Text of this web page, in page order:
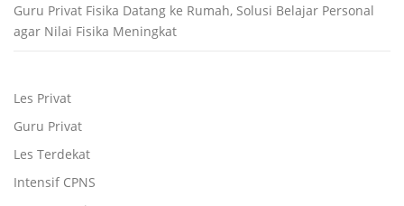
Guru Privat Fisika Datang ke Rumah, Solusi Belajar Personal
agar Nilai Fisika Meningkat
Les Privat
Guru Privat
Les Terdekat
Intensif CPNS